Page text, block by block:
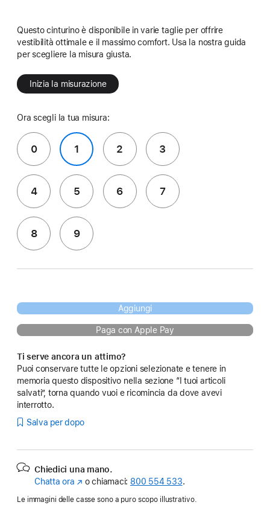
Questo cinturino è disponibile in varie taglie per offrire
vestibilità ottimale e il massimo comfort. Usa la nostra guida
per scegliere la misura giusta.
Inizia la misurazione
Ora scegli la tua misura:
0 1 2 3
4 5 6 7
8 9
Aggiungi
Paga con Apple Pay
Ti serve ancora un attimo?
Puoi conservare tutte le opzioni selezionate e tenere in
memoria questo dispositivo nella sezione “I tuoi articoli
salvati”, torna quando vuoi e ricomincia da dove avevi
interrotto.
Salva per dopo
Chiedici una mano.
Chatta ora (Si o chiamaci: 800 554 533.
Le immagini delle casse sono a puro scopo illustrativo.